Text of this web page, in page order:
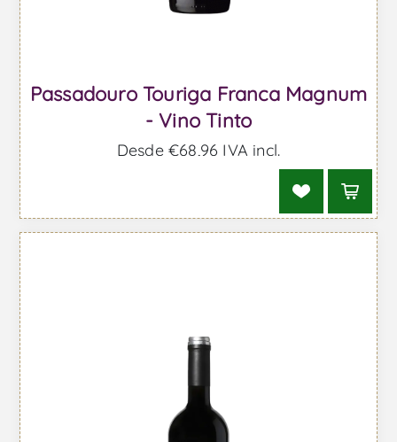
Passadouro Touriga Franca Magnum
- Vino Tinto
Desde €68,96 IVA incl.